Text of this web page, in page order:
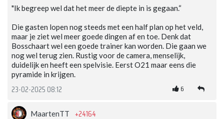
"Ik begreep wel dat het meer de diepte in is gegaan.“
Die gasten lopen nog steeds met een half plan op het veld,
maar je ziet wel meer goede dingen af en toe. Denk dat
Bosschaart wel een goede trainer kan worden. Die gaan we
nog wel terug zien. Rustig voor de camera, menselijk,
duidelijk en heeft een spelvisie. Eerst O21 maar eens die
pyramide in krijgen.
23-02-2025 08:12 6
MaartenTT +24164